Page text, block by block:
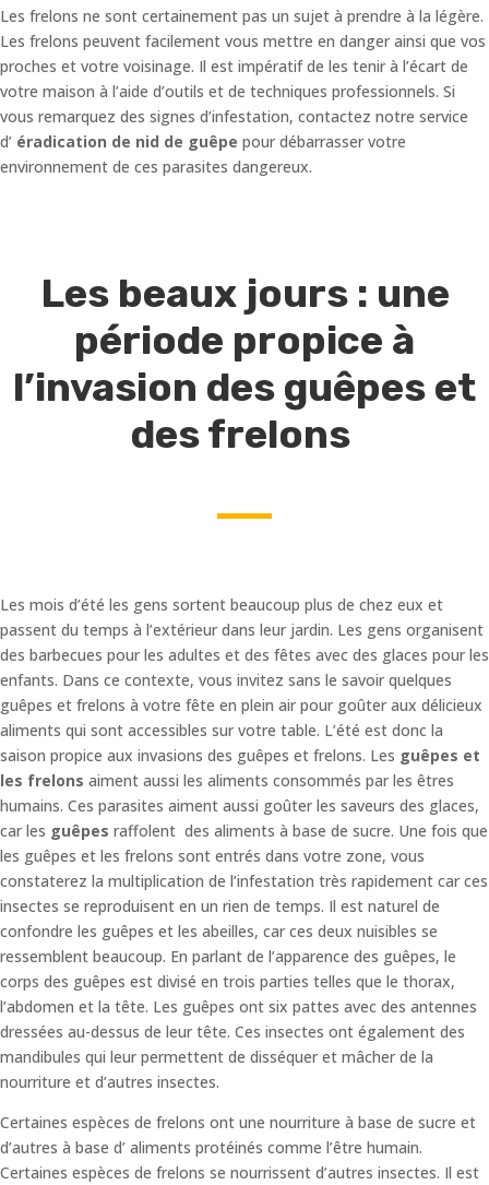
Les frelons ne sont certainement pas un sujet à prendre à la légère.
Les frelons peuvent facilement vous mettre en danger ainsi que vos
proches et votre voisinage. Il est impératif de les tenir à l’écart de
votre maison à l’aide d’outils et de techniques professionnels. Si
vous remarquez des signes d’infestation, contactez notre service
d’ éradication de nid de guêpe pour débarrasser votre
environnement de ces parasites dangereux.
Les beaux jours : une
période propice à
l’invasion des guêpes et
des frelons
Les mois d’été les gens sortent beaucoup plus de chez eux et
passent du temps à l’extérieur dans leur jardin. Les gens organisent
des barbecues pour les adultes et des fêtes avec des glaces pour les
enfants. Dans ce contexte, vous invitez sans le savoir quelques
guêpes et frelons à votre fête en plein air pour goûter aux délicieux
aliments qui sont accessibles sur votre table. L’été est donc la
saison propice aux invasions des guêpes et frelons. Les guêpes et
les frelons aiment aussi les aliments consommés par les êtres
humains. Ces parasites aiment aussi goûter les saveurs des glaces,
car les guêpes raffolent des aliments à base de sucre. Une fois que
les guêpes et les frelons sont entrés dans votre zone, vous
constaterez la multiplication de l’infestation très rapidement car ces
insectes se reproduisent en un rien de temps. Il est naturel de
confondre les guêpes et les abeilles, car ces deux nuisibles se
ressemblent beaucoup. En parlant de l’apparence des guêpes, le
corps des guêpes est divisé en trois parties telles que le thorax,
l’abdomen et la tête. Les guêpes ont six pattes avec des antennes
dressées au-dessus de leur tête. Ces insectes ont également des
mandibules qui leur permettent de disséquer et mâcher de la
nourriture et d’autres insectes.
Certaines espèces de frelons ont une nourriture à base de sucre et
d’autres à base d’ aliments protéinés comme l’être humain.
Certaines espèces de frelons se nourrissent d’autres insectes. Il est